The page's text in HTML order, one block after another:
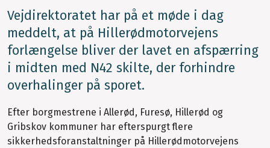
Vejdirektoratet har på et møde i dag
meddelt, at på Hillerødmotorvejens
forlængelse bliver der lavet en afspærring
i midten med N42 skilte, der forhindre
overhalinger på sporet.
Efter borgmestrene i Allerød, Furesø, Hillerød og
Gribskov kommuner har efterspurgt flere
sikkerhedsforanstaltninger på Hillerødmotorvejens